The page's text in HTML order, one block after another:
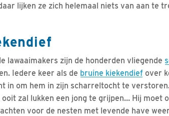
lijken ze zich helemaal niets van aan te
lawaaimakers zijn de honderden vliegende
Iedere keer als de bruine kiekendief over
in om hem in zijn scharreltocht te
zal lukken een jong te grijpen… Hij moet
voor de nesten met levende have